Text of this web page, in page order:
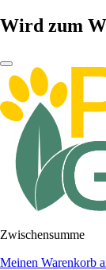
Wird zum
Zwischensumme
Meinen Warenkorb